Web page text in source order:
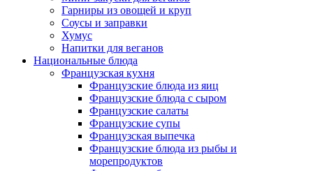
Гарниры из овощей и круп
Соусы и заправки
Хумус
Напитки для веганов
Национальные блюда
Французская кухня
Французские блюда из яиц
Французские блюда с сыром
Французские салаты
Французские супы
Французская выпечка
Французские блюда из рыбы и
морепродуктов